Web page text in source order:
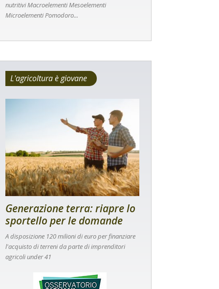
nutritivi Macroelementi Mesoelementi
Microelementi Pomodoro...
L'agricoltura è giovane
Generazione terra: riapre lo
sportello per le domande
A disposizione 120 milioni di euro per finanziare
l'acquisto di terreni da parte di imprenditori
agricoli under 41